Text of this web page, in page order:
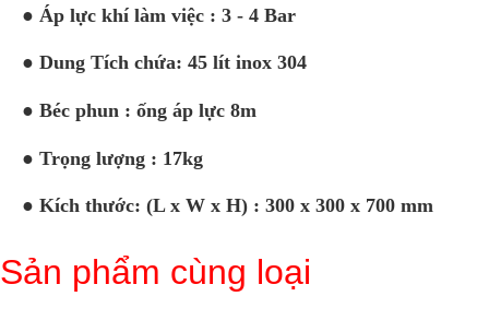
● Áp lực khí làm việc : 3 - 4 Bar
● Dung Tích chứa: 45 lít inox 304
● Béc phun : ống áp lực 8m
● Trọng lượng : 17kg
● Kích thước: (L x W x H) : 300 x 300 x 700 mm
Sản phẩm cùng loại